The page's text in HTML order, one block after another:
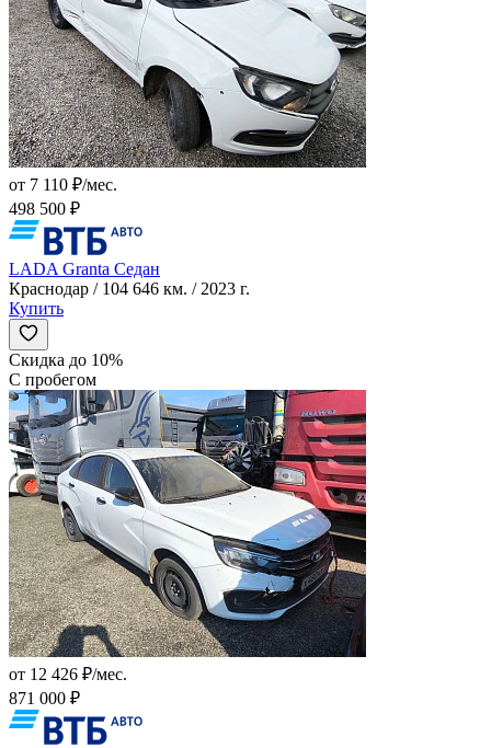
от 7 110 ₽/мес.
498 500 ₽
LADA Granta Седан
Краснодар / 104 646 км. / 2023 г.
Купить
Скидка до 10%
С пробегом
от 12 426 ₽/мес.
871 000 ₽